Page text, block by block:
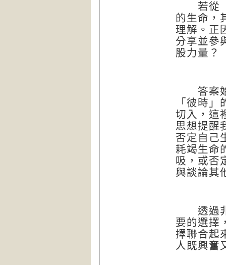
若從「
的生命，
理解。正
分享並參
股力量？
答案始
「彼時
切入，這
思想提醒
否定自己
耗竭生命
吸，或否
與談論其
透過非
要的選擇
擇聯合起
人既興奮